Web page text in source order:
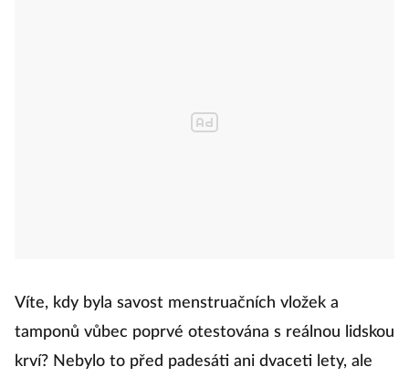
Víte, kdy byla savost menstruačních vložek a
tamponů vůbec poprvé otestována s reálnou lidskou
krví? Nebylo to před padesáti ani dvaceti lety, ale